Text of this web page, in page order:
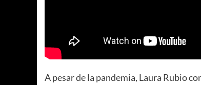
A pesar de la pandemia, Laura Rubio